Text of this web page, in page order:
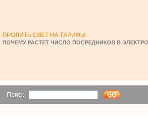
ПРОЛИТЬ СВЕТ НА ТАРИФЫ
ПОЧЕМУ РАСТЕТ ЧИСЛО ПОСРЕДНИКОВ В
Поиск